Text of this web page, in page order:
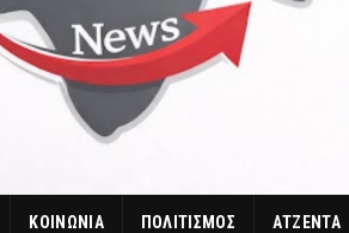
ΚΟΙΝΩΝΙΑ ΠΟΛΙΤΙΣΜΟΣ ΑΤΖΕΝΤΑ